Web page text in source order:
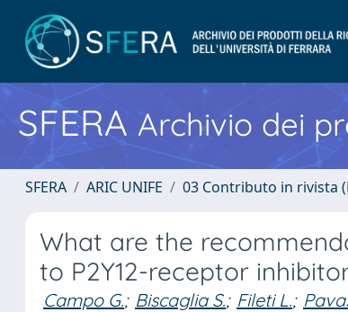
SFERA Archivio dei
SFERA ARIC UNIFE 03 Contributo in rivista
What are the
to P2Y12-receptor
Campo G.; Biscaglia S.; Fileti L.;